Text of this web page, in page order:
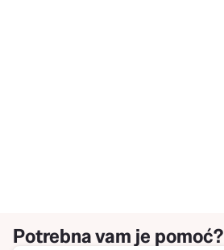
Potrebna vam je pomoć?